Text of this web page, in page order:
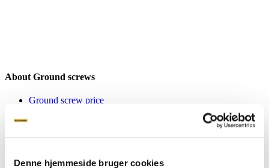
Denne hjemmeside bruger cookies
About Ground screws
Ground screw price